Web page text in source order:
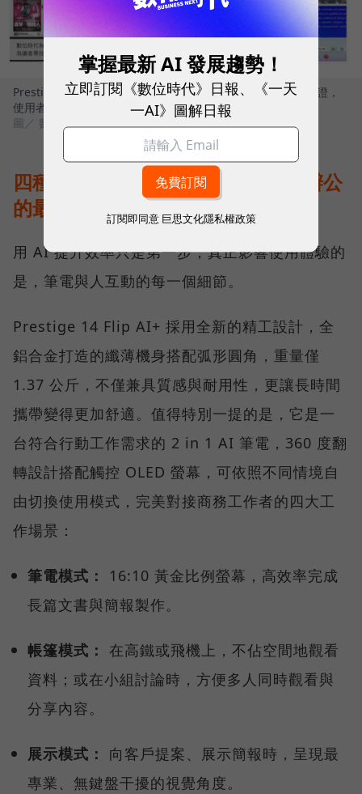
Prestige 14 Flip AI+完美符合 Windows Copilot+ PC 架構認證，
使用者可解鎖多項雲端無法執行的關鍵功能
圖／ 數位時代
四種模式自由切換，完美補足行動辦公
的最後一哩路
用 AI 提升效率只是第一步，真正影響使用體驗的
是，筆電與人互動的每一個細節。
Prestige 14 Flip AI+ 採用全新的精工設計，全
鋁合金打造的纖薄機身搭配弧形圓角，重量僅
1.37 公斤，不僅兼具質感與耐用性，更讓長時間
攜帶變得更加舒適。值得特別一提的是，它是一
台符合行動工作需求的 2 in 1 AI 筆電，360 度翻
轉設計搭配觸控 OLED 螢幕，可依照不同情境自
由切換使用模式，完美對接商務工作者的四大工
作場景：
筆電模式：
16:10 黃金比例螢幕，高效率完成
長篇文書與簡報製作。
帳篷模式： 在高鐵或飛機上，不佔空間地觀看
資料；或在小組討論時，方便多人同時觀看與
分享內容。
展示模式：
向客戶提案、展示簡報時，呈現最
專業、無鍵盤干擾的視覺角度。
掌握最新 AI 發展趨勢！
立即訂閱《數位時代》日報、《一天
一AI》圖解日報
訂閱即同意 巨思文化隱私權政策